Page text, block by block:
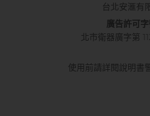
台北安滙有
廣告許可字
北市衛器廣字第
使用前請詳閱說明書